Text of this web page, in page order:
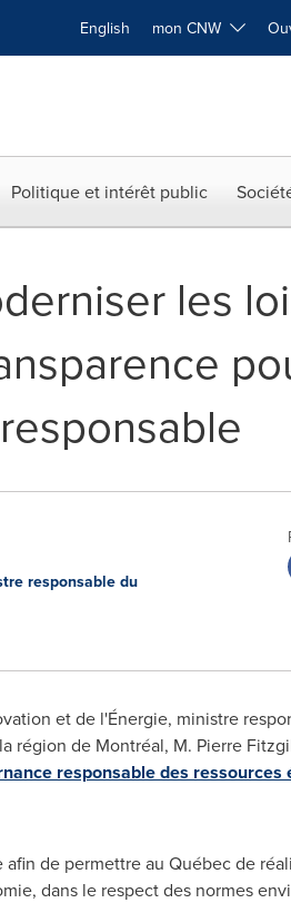
English mon CNW
Politique et intérêt public
les
responsable du
et de l'Énergie, ministre
de Montréal, M. Pierre
responsable des
de permettre au Québec de
dans le respect des normes